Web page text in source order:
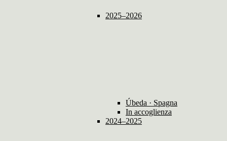
2025–2026
Úbeda · Spagna
In accoglienza
2024–2025